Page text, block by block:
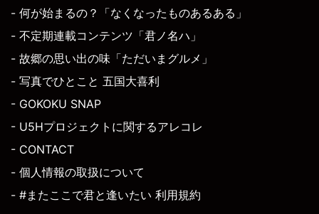
- 何が始まるの？「なくなったものあるある」
- 不定期連載コンテンツ「君ノ名ハ」
- 故郷の思い出の味「ただいまグルメ」
- 写真でひとこと 五国大喜利
- GOKOKU SNAP
- U5Hプロジェクトに関するアレコレ
- CONTACT
- 個人情報の取扱について
- #またここで君と逢いたい 利用規約